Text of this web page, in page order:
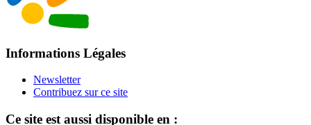
Informations Légales
Newsletter
Contribuez sur ce site
Ce site est aussi disponible en :